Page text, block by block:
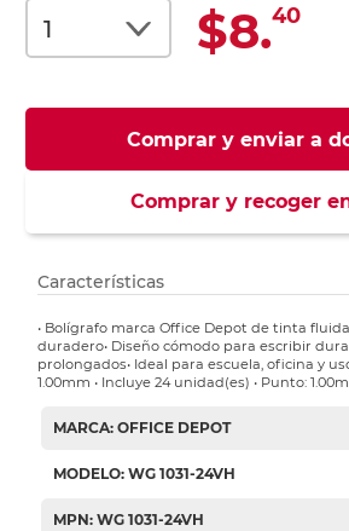
$8.40
Comprar y enviar a
Comprar y recoger
Características
• Bolígrafo marca Office Depot de tinta
duradero• Diseño cómodo para escribir
prolongados• Ideal para escuela, oficina y
1.00mm • Incluye 24 unidad(es) • Punto:
MARCA: OFFICE DEPOT
MODELO: WG 1031-24VH
MPN: WG 1031-24VH